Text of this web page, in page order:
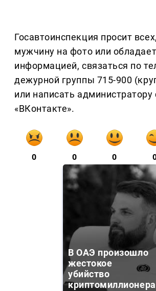
Госавтоинспекция просит
мужчину на фото или
информацией, связаться по
дежурной группы 715-900
или написать
«ВКонтакте».
0 0 0
В ОАЭ произошло
жестокое
убийство
криптомиллионера